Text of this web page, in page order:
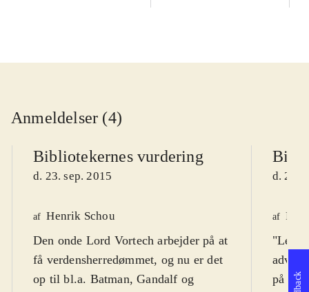
Anmeldelser (4)
Bibliotekernes vurdering
d. 23. sep. 2015
af Henrik Schou
Den onde Lord Vortech arbejder på at
få verdensherredømmet, og nu er det
op til bl.a. Batman, Gandalf og
d. 23.
af
"Lego
på